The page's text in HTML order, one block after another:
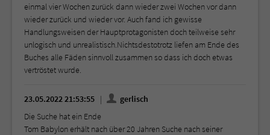
einmal vier Wochen zurück dann wieder zwei Wochen vor dann
wieder zurück und wieder vor. Auch fand ich gewisse
Handlungsweisen der Hauptprotagonisten doch teilweise sehr
unlogisch und unrealistisch.Nichtsdestotrotz liefen am Ende des
Buches alle Fäden sinnvoll zusammen so dass ich doch etwas
vertröstet wurde.
23.05.2022 21:53:55
gerlisch
Die Suche hat ein Ende
Tom Babylon erhält nach über 20 Jahren Suche nach seiner